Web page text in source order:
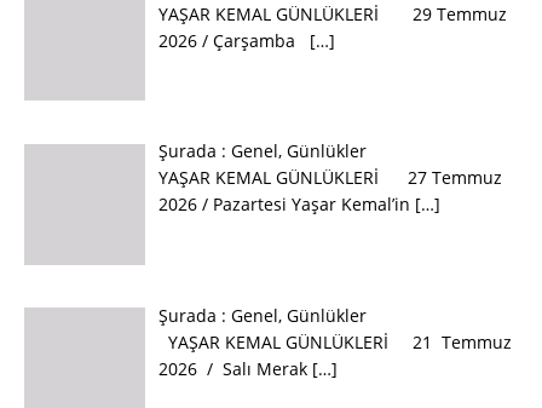
YAŞAR KEMAL GÜNLÜKLERİ 29 Temmuz
2026 / Çarşamba […]
Şurada : Genel, Günlükler
YAŞAR KEMAL GÜNLÜKLERİ 27 Temmuz
2026 / Pazartesi Yaşar Kemal’in […]
Şurada : Genel, Günlükler
YAŞAR KEMAL GÜNLÜKLERİ 21 Temmuz
2026 / Salı Merak […]